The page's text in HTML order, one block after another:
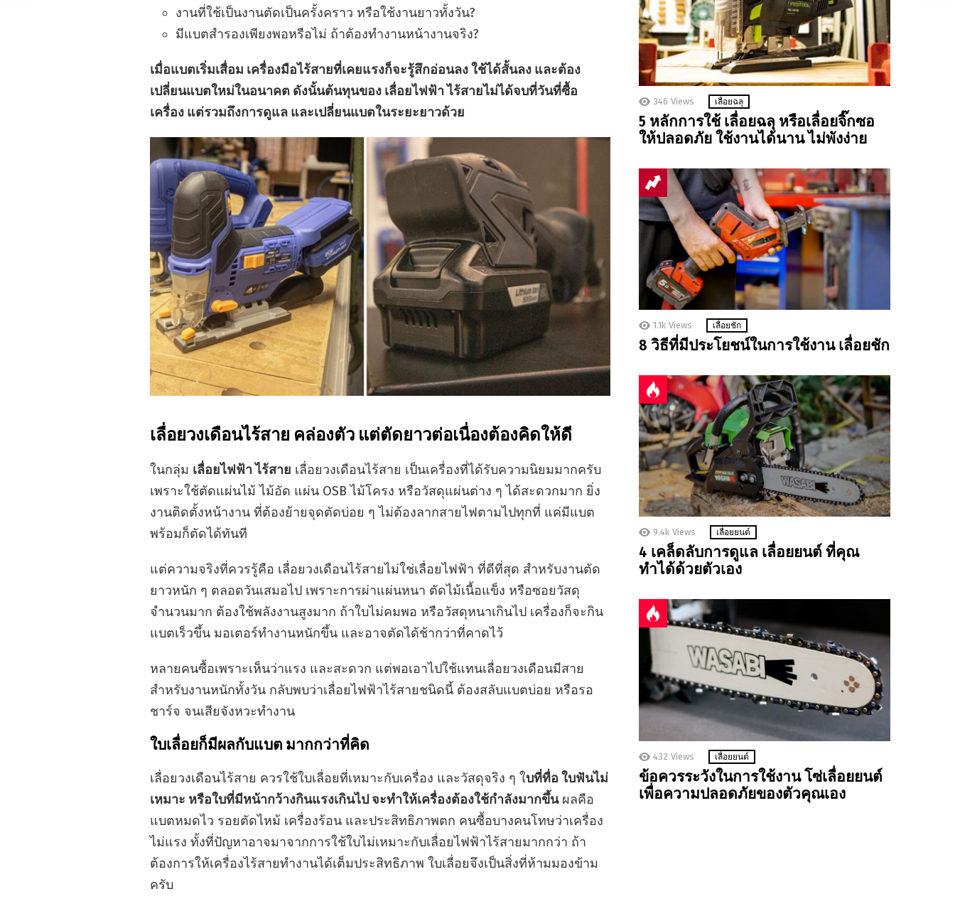
งานที่ใช้เป็นงานตัดเป็นครั้งคราว หรือใช้งานยาวทั้งวัน?
มีแบตสำรองเพียงพอหรือไม่ ถ้าต้องทำงานหน้างานจริง?
เมื่อแบตเริ่มเสื่อม เครื่องมือไร้สายที่เคยแรงก็จะรู้สึกอ่อนลง ใช้ได้สั้นลง และต้อง
เปลี่ยนแบตใหม่ในอนาคต ดังนั้นต้นทุนของ เลื่อยไฟฟ้า ไร้สายไม่ได้จบที่วันที่ซื้อ
เครื่อง แต่รวมถึงการดูแล และเปลี่ยนแบตในระยะยาวด้วย
เลื่อยวงเดือนไร้สาย คล่องตัว แต่ตัดยาวต่อเนื่องต้องคิดให้ดี
ในกลุ่ม เลื่อยไฟฟ้า ไร้สาย เลื่อยวงเดือนไร้สาย เป็นเครื่องที่ได้รับความนิยมมากครับ
เพราะใช้ตัดแผ่นไม้ ไม้อัด แผ่น OSB ไม้โครง หรือวัสดุแผ่นต่าง ๆ ได้สะดวกมาก ยิ่ง
งานติดตั้งหน้างาน ที่ต้องย้ายจุดตัดบ่อย ๆ ไม่ต้องลากสายไฟตามไปทุกที่ แค่มีแบต
พร้อมก็ตัดได้ทันที
แต่ความจริงที่ควรรู้คือ เลื่อยวงเดือนไร้สายไม่ใช่เลื่อยไฟฟ้า ที่ดีที่สุด สำหรับงานตัด
ยาวหนัก ๆ ตลอดวันเสมอไป เพราะการผ่าแผ่นหนา ตัดไม้เนื้อแข็ง หรือซอยวัสดุ
จำนวนมาก ต้องใช้พลังงานสูงมาก ถ้าใบไม่คมพอ หรือวัสดุหนาเกินไป เครื่องก็จะกิน
แบตเร็วขึ้น มอเตอร์ทำงานหนักขึ้น และอาจตัดได้ช้ากว่าที่คาดไว้
หลายคนซื้อเพราะเห็นว่าแรง และสะดวก แต่พอเอาไปใช้แทนเลื่อยวงเดือนมีสาย
สำหรับงานหนักทั้งวัน กลับพบว่าเลื่อยไฟฟ้าไร้สายชนิดนี้ ต้องสลับแบตบ่อย หรือรอ
ชาร์จ จนเสียจังหวะทำงาน
ใบเลื่อยก็มีผลกับแบต มากกว่าที่คิด
เลื่อยวงเดือนไร้สาย ควรใช้ใบเลื่อยที่เหมาะกับเครื่อง และวัสดุจริง ๆ ใบที่ทื่อ ใบฟันไม่
เหมาะ หรือใบที่มีหน้ากว้างกินแรงเกินไป จะทำให้เครื่องต้องใช้กำลังมากขึ้นผลคือ
แบตหมดไว รอยตัดไหม้ เครื่องร้อน และประสิทธิภาพตก คนซื้อบางคนโทษว่าเครื่อง
ไม่แรง ทั้งที่ปัญหาอาจมาจากการใช้ใบไม่เหมาะกับเลื่อยไฟฟ้าไร้สายมากกว่า ถ้า
ต้องการให้เครื่องไร้สายทำงานได้เต็มประสิทธิภาพ ใบเลื่อยจึงเป็นสิ่งที่ห้ามมองข้าม
ครับ
346 Views เลื่อยฉลุ
5 หลักการใช้ เลื่อยฉลุ หรือเลื่อยจิ๊กซอ
ให้ปลอดภัย ใช้งานได้นาน ไม่พังง่าย
1.1k Views เลื่อยชัก
8 วิธีที่มีประโยชน์ในการใช้งาน เลื่อยชัก
9.4k Views เลื่อยยนต์
4 เคล็ดลับการดูแล เลื่อยยนต์ ที่คุณ
ทำได้ด้วยตัวเอง
432 Views เลื่อยยนต์
ข้อควรระวังในการใช้งาน โซ่เลื่อยยนต์
เพื่อความปลอดภัยของตัวคุณเอง